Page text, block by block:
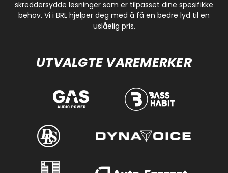
skreddersydde løsninger som er tilpasset dine spesifikke
behov. Vi i BRL hjelper deg med å få en bedre lyd til en
uslåelig pris.
UTVALGTE VAREMERKER